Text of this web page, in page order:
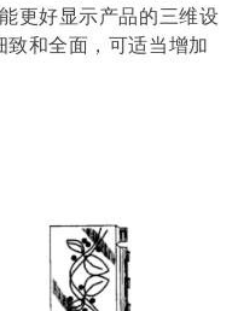
能更好显示产品的三维设
和全面，可适当增加